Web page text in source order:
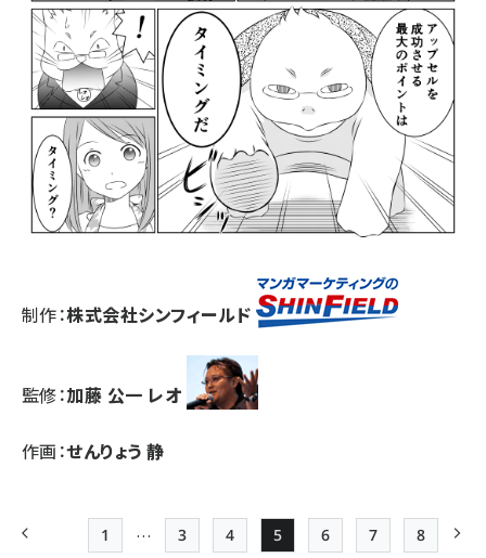
制作：株式会社シンフィールド
監修：加藤 公一 レオ
作画：せんりょう 静
前ページ 先頭ページ
1 …
Page
3
Page
4
Page
5
Page
6
Page
7
最終ペ
8